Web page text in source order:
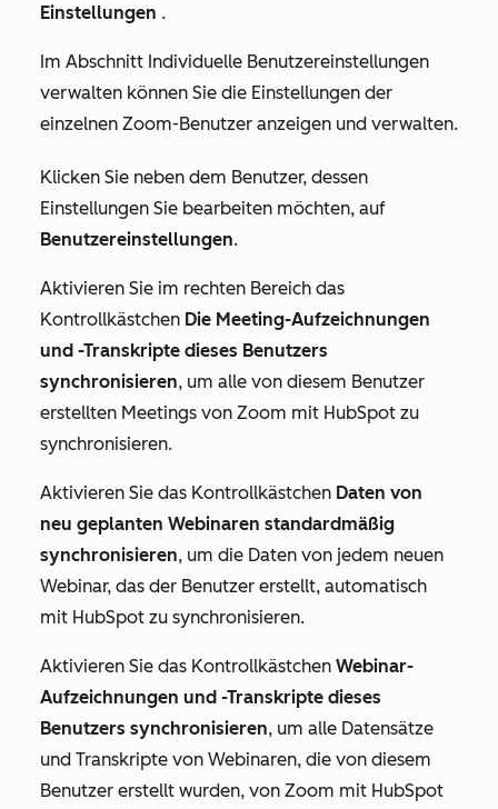
Einstellungen .
Im Abschnitt Individuelle Benutzereinstellungen
verwalten können Sie die Einstellungen der
einzelnen Zoom-Benutzer anzeigen und verwalten.
Klicken Sie neben dem Benutzer, dessen
Einstellungen Sie bearbeiten möchten, auf
Benutzereinstellungen.
Aktivieren Sie im rechten Bereich das
Kontrollkästchen Die Meeting-Aufzeichnungen
und -Transkripte dieses Benutzers
synchronisieren, um alle von diesem Benutzer
erstellten Meetings von Zoom mit HubSpot zu
synchronisieren.
Aktivieren Sie das Kontrollkästchen Daten von
neu geplanten Webinaren standardmäßig
synchronisieren, um die Daten von jedem neuen
Webinar, das der Benutzer erstellt, automatisch
mit HubSpot zu synchronisieren.
Aktivieren Sie das Kontrollkästchen Webinar-
Aufzeichnungen und -Transkripte dieses
Benutzers synchronisieren, um alle Datensätze
und Transkripte von Webinaren, die von diesem
Benutzer erstellt wurden, von Zoom mit HubSpot